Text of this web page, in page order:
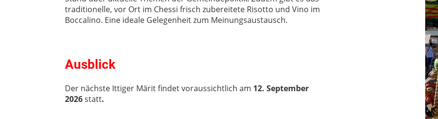
traditionelle, vor Ort im Chessi frisch zubereitete Risotto und Vino im
Boccalino. Eine ideale Gelegenheit zum Meinungsaustausch.
Ausblick
Der nächste Ittiger Märit findet voraussichtlich am 12. September
2026statt.